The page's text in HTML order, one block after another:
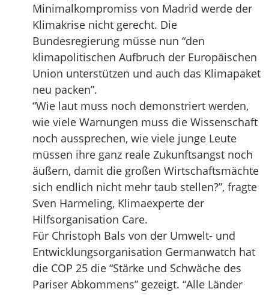
Minimalkompromiss von Madrid werde der
Klimakrise nicht gerecht. Die
Bundesregierung müsse nun “den
klimapolitischen Aufbruch der Europäischen
Union unterstützen und auch das Klimapaket
neu packen”.
“Wie laut muss noch demonstriert werden,
wie viele Warnungen muss die Wissenschaft
noch aussprechen, wie viele junge Leute
müssen ihre ganz reale Zukunftsangst noch
äußern, damit die großen Wirtschaftsmächte
sich endlich nicht mehr taub stellen?”, fragte
Sven Harmeling, Klimaexperte der
Hilfsorganisation Care.
Für Christoph Bals von der Umwelt- und
Entwicklungsorganisation Germanwatch hat
die COP 25 die “Stärke und Schwäche des
Pariser Abkommens” gezeigt. “Alle Länder